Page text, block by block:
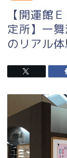
【開運館
定所】一
のリアル